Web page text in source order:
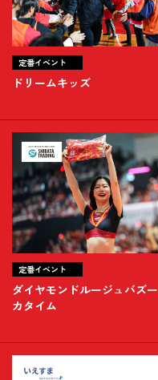
定番イベント
ドリームキッズ
定番イベント
ダイヤモンドルージュバズー
カタイム